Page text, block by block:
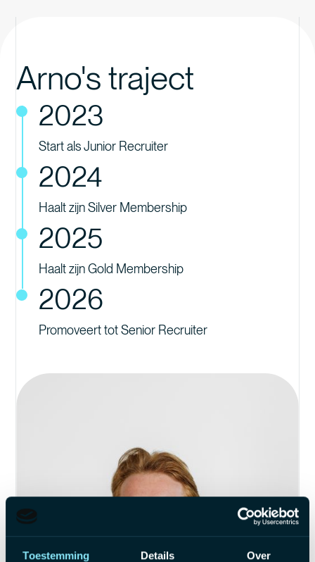
Toestemming Details Over
Arno's traject
2023
Start als Junior Recruiter
2024
Haalt zijn Silver Membership
2025
Haalt zijn Gold Membership
2026
Promoveert tot Senior Recruiter